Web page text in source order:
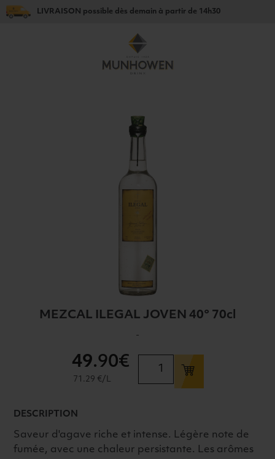
LIVRAISON possible dès demain à partir de 14h30
MEZCAL ILEGAL JOVEN 40° 70cl
-
MEZCAL
40°
70cl
49.90€
71.29 €/L
DESCRIPTION
Saveur d'agave riche et intense. Légère note de
fumée, avec une chaleur persistante. Les arômes